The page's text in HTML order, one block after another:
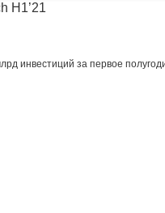
H1’21
инвестиций за первое